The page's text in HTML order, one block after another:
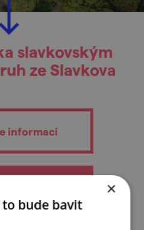
slavkovským
ze Slavkova
informací
×
to bude bavit